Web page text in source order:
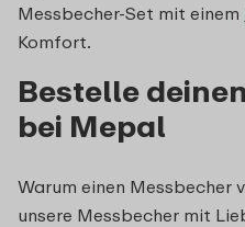
Messbecher-Set mit einem
Komfort.
Bestelle
bei Mepal
Warum einen Messbecher
unsere Messbecher mit